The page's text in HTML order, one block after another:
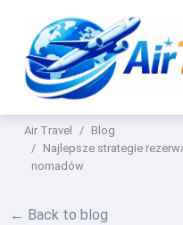
Air Travel
Blog
Najlepsze strategie
nomadów
← Back to blog